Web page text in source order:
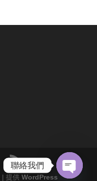
| 提供 WordPress
聯絡我們